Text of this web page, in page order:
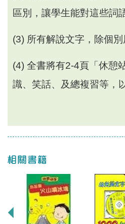
區別，讓學生能對這些詞
(3) 所有解說文字，除個
(4) 全書將有2-4頁「休憩
識、笑話、及總複習等，